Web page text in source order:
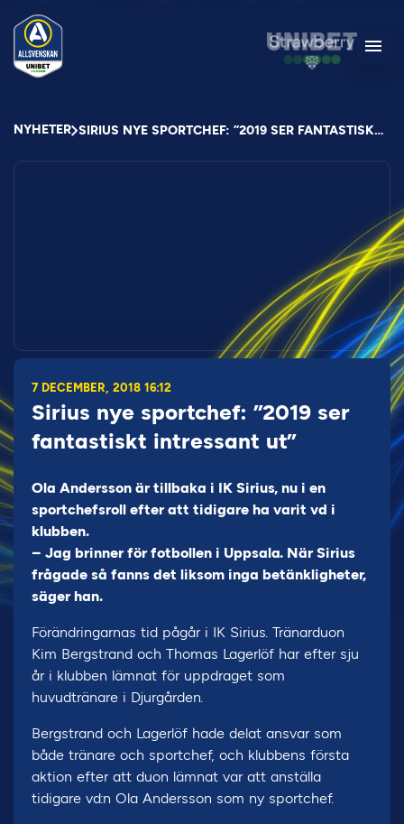
NYHETER SIRIUS NYE SPORTCHEF: ”2019 SER FANTASTISKT INTRESSANT UT”
7 DECEMBER, 2018 16:12
Sirius nye sportchef: ”2019 ser
fantastiskt intressant ut”
Ola Andersson är tillbaka i IK Sirius, nu i en
sportchefsroll efter att tidigare ha varit vd i
klubben.
– Jag brinner för fotbollen i Uppsala. När Sirius
frågade så fanns det liksom inga betänkligheter,
säger han.
Förändringarnas tid pågår i IK Sirius. Tränarduon
Kim Bergstrand och Thomas Lagerlöf har efter sju
år i klubben lämnat för uppdraget som
huvudtränare i Djurgården.
Bergstrand och Lagerlöf hade delat ansvar som
både tränare och sportchef, och klubbens första
aktion efter att duon lämnat var att anställa
tidigare vd:n Ola Andersson som ny sportchef.